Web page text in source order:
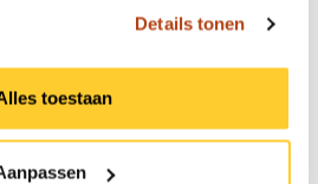
Details tonen
toestaan
gewoon een informelere term
Bij Travel Doctor krijg je als
de geadviseerde reisprik